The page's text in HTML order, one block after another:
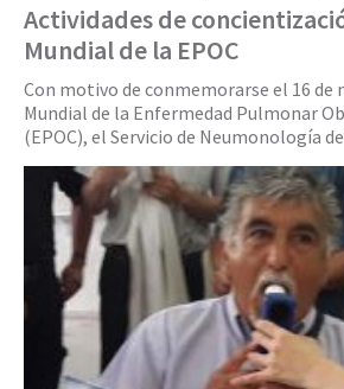
Actividades de
Mundial de la EPOC
Con motivo de conmemorarse el 16 de
Mundial de la Enfermedad Pulmonar
(EPOC), el Servicio de Neumonología